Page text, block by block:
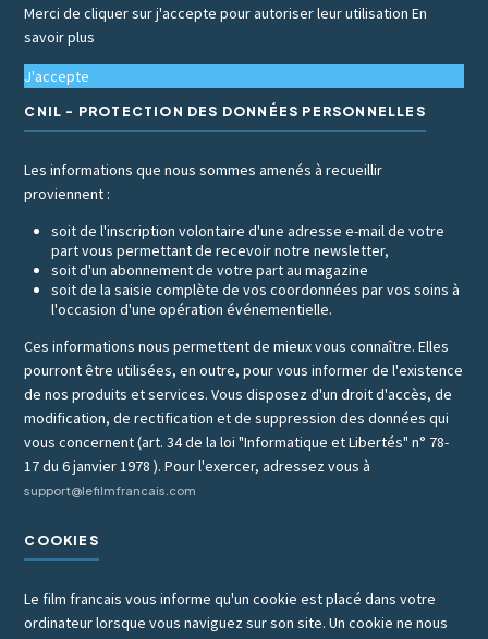
Merci de cliquer sur j'accepte pour autoriser leur utilisationEn
savoir plus
J'accepte
CNIL - PROTECTION DES DONNÉES PERSONNELLES
Les informations que nous sommes amenés à recueillir
proviennent :
soit de l'inscription volontaire d'une adresse e-mail de votre
part vous permettant de recevoir notre newsletter,
soit d'un abonnement de votre part au magazine
soit de la saisie complète de vos coordonnées par vos soins à
l'occasion d'une opération événementielle.
Ces informations nous permettent de mieux vous connaître. Elles
pourront être utilisées, en outre, pour vous informer de l'existence
de nos produits et services. Vous disposez d'un droit d'accès, de
modification, de rectification et de suppression des données qui
vous concernent (art. 34 de la loi "Informatique et Libertés" n° 78-
17 du 6 janvier 1978 ). Pour l'exercer, adressez vous à
support@lefilmfrancais.com
COOKIES
Le film francais vous informe qu'un cookie est placé dans votre
ordinateur lorsque vous naviguez sur son site. Un cookie ne nous